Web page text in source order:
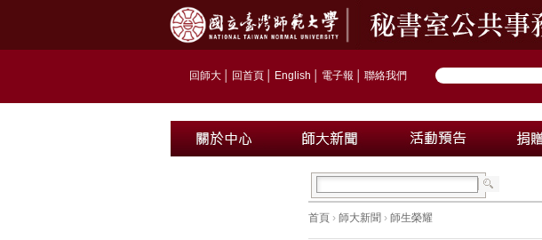
回師大 回首頁 English 電子報 聯絡我們
首頁 › 師大新聞 › 師生榮耀